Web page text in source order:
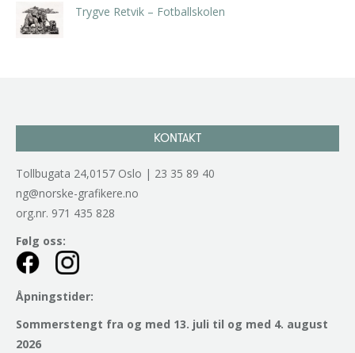
Trygve Retvik – Fotballskolen
KONTAKT
Tollbugata 24,0157 Oslo | 23 35 89 40
ng@norske-grafikere.no
org.nr. 971 435 828
Følg oss:
Åpningstider:
Sommerstengt fra og med 13. juli til og med 4. august
2026